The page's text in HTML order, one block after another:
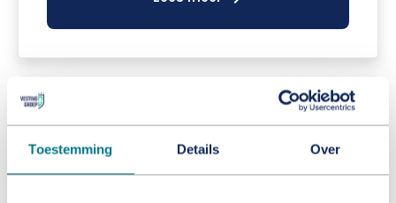
Toestemming Details Over